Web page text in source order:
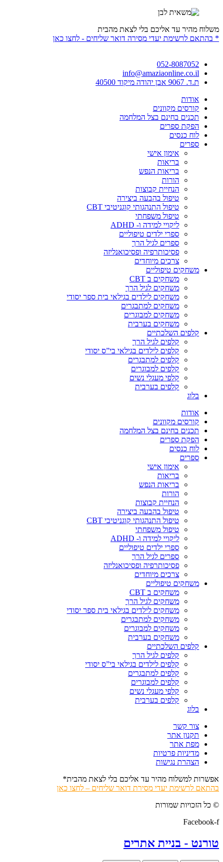
משלוח מהיר עד אליכם בלי לצאת מהבית
* בהתאם לרשימת יעדי מסירה דואר שליחים - לחצו כאן
052-8087052
info@amaziaonline.co.il
ת.ד. 9067 אבן יהודה מיקוד 40500
אודות
קורסים מקוונים
תכנים בחינם בצל המלחמה
הפקת ספרים
לוח כנסים
ספרים
אימון אישי
בריאות
בריאות הנפש
הורות
הנחיית קבוצות
טיפול בהבעה ביצירה
טיפול התנהגותי קוגניטיבי CBT
טיפול משפחתי
ליקויי למידה ו- ADHD
ספרי ילדים טיפוליים
ספרים לגיל הרך
פסיכותרפיה ופסיכואנליזה
צרכים מיוחדים
משחקים טיפוליים
משחקים ב CBT
משחקים לגיל הרך
משחקים לילדים בגילאי בית ספר יסודי
משחקים למתבגרים
משחקים למבוגרים
משחקים בערבית
קלפים השלכתיים
קלפים לגיל הרך
קלפים לילדים בגילאי בי”ס יסודי
קלפים למתבגרים
קלפים למבוגרים
קלפי מעגלי נשים
קלפים בערבית
בלוג
אודות
קורסים מקוונים
תכנים בחינם בצל המלחמה
הפקת ספרים
לוח כנסים
ספרים
אימון אישי
בריאות
בריאות הנפש
הורות
הנחיית קבוצות
טיפול בהבעה ביצירה
טיפול התנהגותי קוגניטיבי CBT
טיפול משפחתי
ליקויי למידה ו- ADHD
ספרי ילדים טיפוליים
ספרים לגיל הרך
פסיכותרפיה ופסיכואנליזה
צרכים מיוחדים
משחקים טיפוליים
משחקים ב CBT
משחקים לגיל הרך
משחקים לילדים בגילאי בית ספר יסודי
משחקים למתבגרים
משחקים למבוגרים
משחקים בערבית
קלפים השלכתיים
קלפים לגיל הרך
קלפים לילדים בגילאי בי”ס יסודי
קלפים למתבגרים
קלפים למבוגרים
קלפי מעגלי נשים
קלפים בערבית
בלוג
צור קשר
תקנון אתר
מפת אתר
מדיניות פרטיות
הצהרת נגישות
אפשרות למשלוח מהיר עד אליכם בלי לצאת מהבית*
בהתאם לרשימת יעדי מסירת דואר שליחים – לחצו כאן
© כל הזכויות שמורות
Facebook-f
טורנט - בניית אתרים